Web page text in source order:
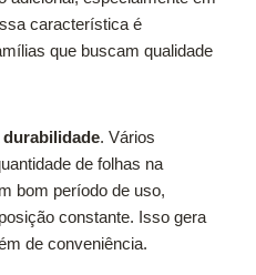
característica é
que buscam qualidade
durabilidade. Vários
de folhas na
bom período de uso,
constante. Isso gera
de conveniência.